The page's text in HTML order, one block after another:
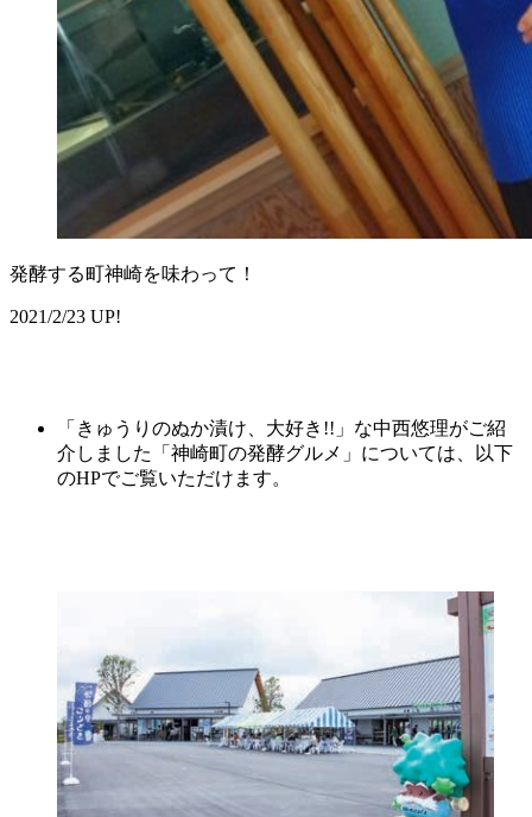
発酵する町神崎を味わって！
2021/2/23 UP!
「きゅうりのぬか漬け、大好き!!」な中西悠理がご紹
介しました「神崎町の発酵グルメ」については、以下
のHPでご覧いただけます。